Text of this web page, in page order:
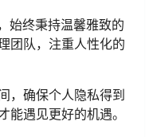
始终秉持温馨雅致的
团队，注重人性化的
，确保个人隐私得到
能遇见更好的机遇。